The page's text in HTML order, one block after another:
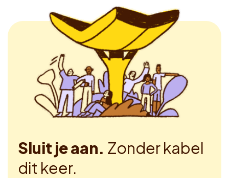
Sluit je aan. Zonder kabel
dit keer.